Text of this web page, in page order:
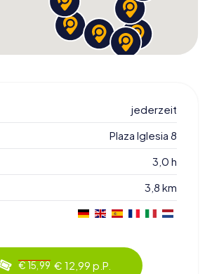
jederzeit
Plaza Iglesia 8
3,0 h
3,8 km
€ 15,99 € 12,99 p.P.